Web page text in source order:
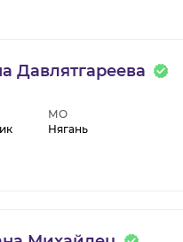
Давлятгареева
МО
Нягань